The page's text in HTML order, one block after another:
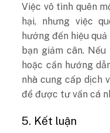
Việc vô tình quên
hại, nhưng việc
hưởng đến hiệu
bạn giảm cân.
hoặc cần hướng
nhà cung cấp dịch
để được tư vấn cá
5. Kết luận